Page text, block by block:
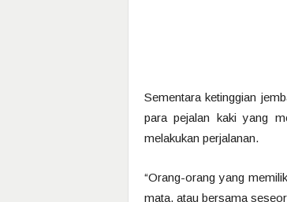
Sementara ketinggian
para pejalan kaki yang
melakukan perjalanan.
“Orang-orang yang
mata, atau bersama